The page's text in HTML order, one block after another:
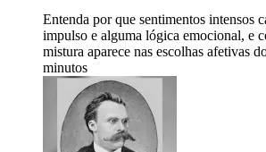
Entenda por que sentimentos intensos
impulso e alguma lógica emocional, e
mistura aparece nas escolhas afetivas
minutos